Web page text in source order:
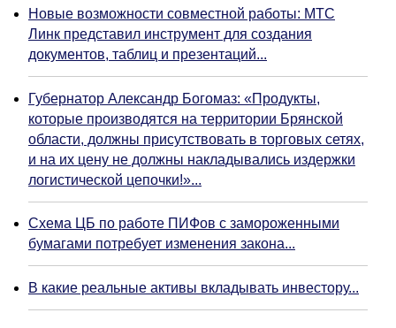
Новые возможности совместной работы: МТС
Линк представил инструмент для создания
документов, таблиц и презентаций...
Губернатор Александр Богомаз: «Продукты,
которые производятся на территории Брянской
области, должны присутствовать в торговых сетях,
и на их цену не должны накладывались издержки
логистической цепочки!»...
Схема ЦБ по работе ПИФов с замороженными
бумагами потребует изменения закона...
В какие реальные активы вкладывать инвестору...